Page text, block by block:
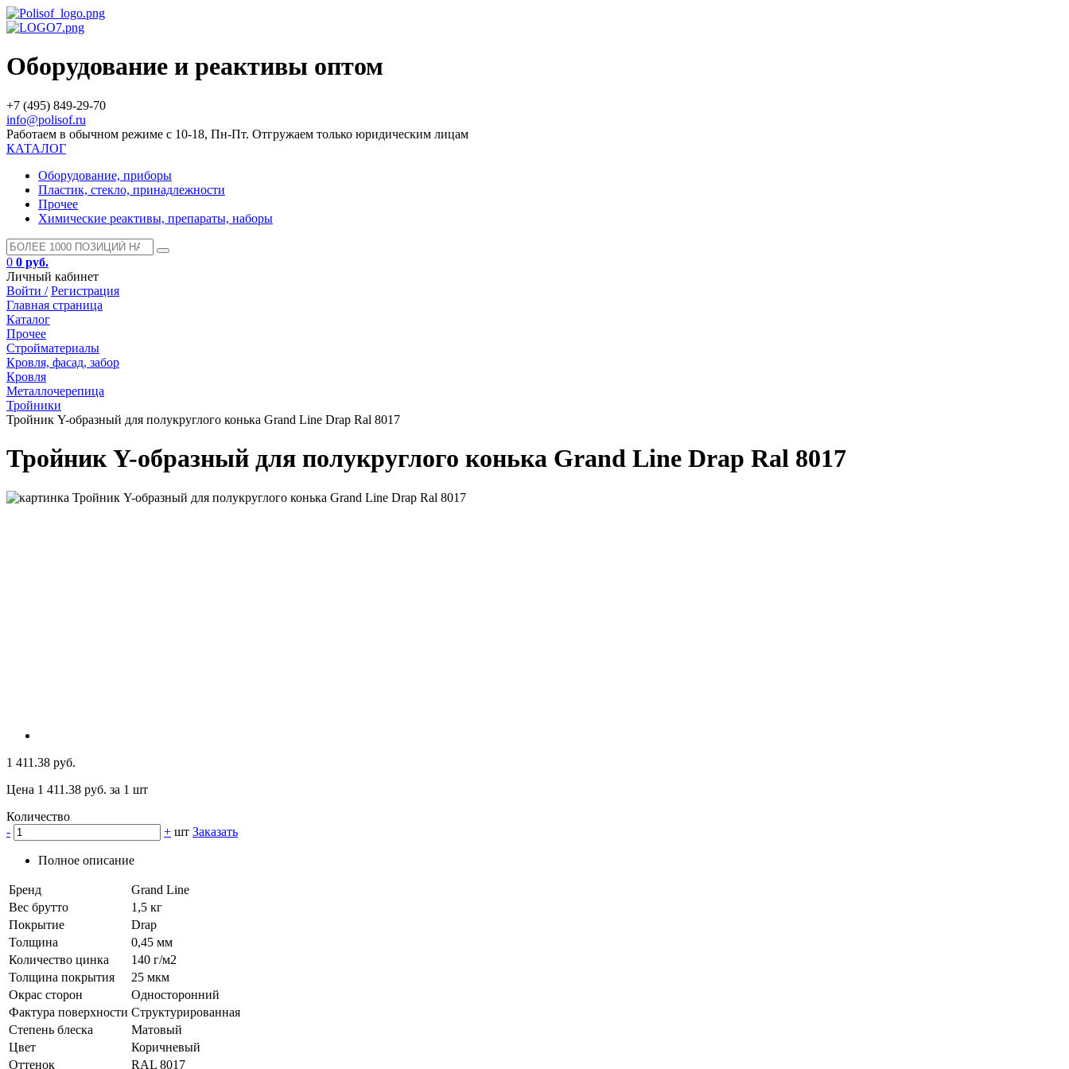
Оборудование и реактивы оптом
+7 (495) 849-29-70
info@polisof.ru
Работаем в обычном режиме с 10-18, Пн-Пт. Отгружаем только юридическим лицам
КАТАЛОГ
Оборудование, приборы
Пластик, стекло, принадлежности
Прочее
Химические реактивы, препараты, наборы
0 0 руб.
Личный кабинет
Войти / Регистрация
Главная страница
Каталог
Прочее
Стройматериалы
Кровля, фасад, забор
Кровля
Металлочерепица
Тройники
Тройник Y-образный для полукруглого конька Grand Line Drap Ral 8017
Тройник Y-образный для полукруглого конька Grand Line Drap Ral 8017
1 411.38 руб.
Цена 1 411.38 руб. за 1 шт
Количество
-
+ шт Заказать
Полное описание
Бренд
Grand Line
Вес брутто
1,5 кг
Покрытие
Drap
Толщина
0,45 мм
Количество цинка
140 г/м2
Толщина покрытия
25 мкм
Окрас сторон
Односторонний
Фактура поверхности Структурированная
Степень блеска
Матовый
Цвет
Коричневый
Оттенок
RAL 8017